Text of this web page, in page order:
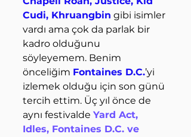
Cudi, Khruangbin gibi isimler
vardı ama çok da parlak bir
kadro olduğunu
söyleyemem. Benim
önceliğim Fontaines D.C.’yi
izlemek olduğu için son günü
tercih ettim. Üç yıl önce de
aynı festivalde Yard Act,
Idles, Fontaines D.C. ve